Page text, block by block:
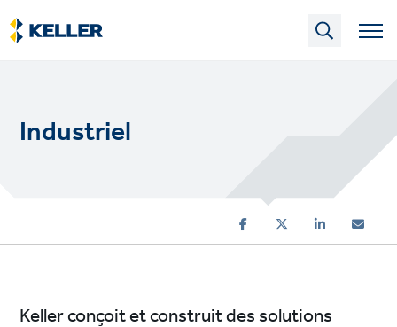
Skip
to
main
Industriel
Keller conçoit et construit des solutions